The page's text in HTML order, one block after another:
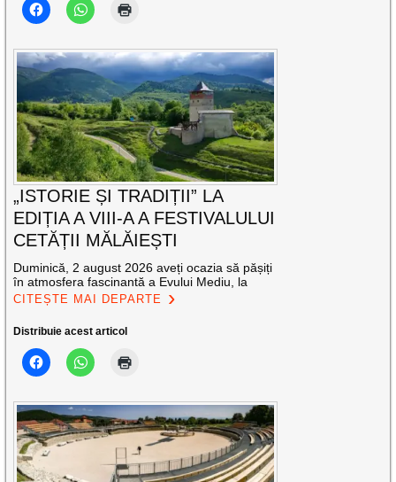
„ISTORIE ȘI TRADIȚII” LA
EDIȚIA A VIII-A A FESTIVALULUI
CETĂȚII MĂLĂIEȘTI
Duminică, 2 august 2026 aveți ocazia să pășiți
în atmosfera fascinantă a Evului Mediu, la
CITEȘTE MAI DEPARTE
Distribuie acest articol